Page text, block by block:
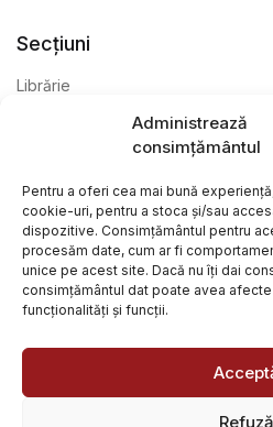
Administrează
consimțământul
Pentru a oferi cea mai bună
cookie-uri, pentru a stoca și/sau
dispozitive. Consimțământul pentru
procesăm date, cum ar fi
unice pe acest site. Dacă nu îți dai
consimțământul dat poate avea
funcționalități și funcții.
Refuză
Secțiuni
Librărie
@ Librăria Arcana. Toate